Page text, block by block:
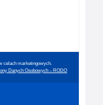
celach marketingowych.
Danych Osobowych – RODO